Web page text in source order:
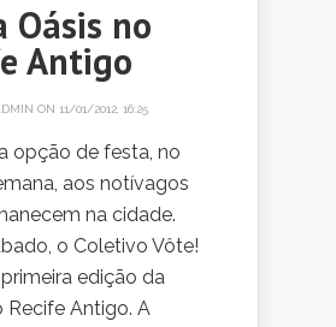
Oásis no
Antigo
ON 11/01/2012, 16:25
opção de festa, no
aos notívagos
na cidade.
o Coletivo Vôte!
edição da
Recife Antigo. A